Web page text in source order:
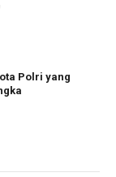
Polri yang